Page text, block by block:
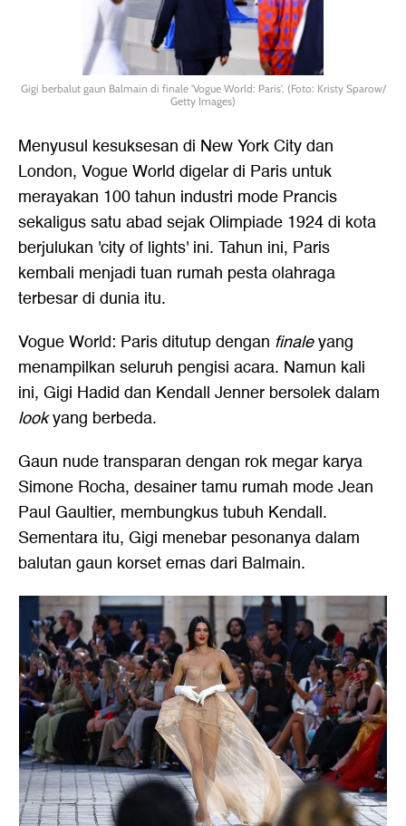
Gigi berbalut gaun Balmain di finale 'Vogue World: Paris'. (Foto: Kristy Sparow/
Getty Images)
Menyusul kesuksesan di New York City dan
London, Vogue World digelar di Paris untuk
merayakan 100 tahun industri mode Prancis
sekaligus satu abad sejak Olimpiade 1924 di kota
berjulukan 'city of lights' ini. Tahun ini, Paris
kembali menjadi tuan rumah pesta olahraga
terbesar di dunia itu.
Vogue World: Paris ditutup dengan finaleyang
menampilkan seluruh pengisi acara. Namun kali
ini, Gigi Hadid dan Kendall Jenner bersolek dalam
lookyang berbeda.
Gaun nude transparan dengan rok megar karya
Simone Rocha, desainer tamu rumah mode Jean
Paul Gaultier, membungkus tubuh Kendall.
Sementara itu, Gigi menebar pesonanya dalam
balutan gaun korset emas dari Balmain.